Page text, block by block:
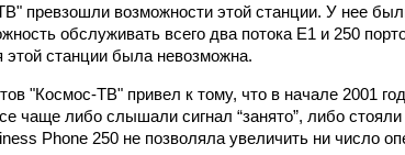
превзошли возможности этой станции. У нее
обслуживать всего два потока E1 и 250
станции была невозможна.
"Космос-ТВ" привел к тому, что в начале 2001
чаще либо слышали сигнал “занято”, либо стояли
Phone 250 не позволяла увеличить ни число